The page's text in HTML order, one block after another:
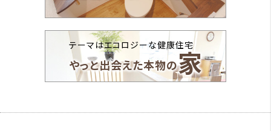
テーマはエコロジーな健康住宅
やっと出会えた本物の家